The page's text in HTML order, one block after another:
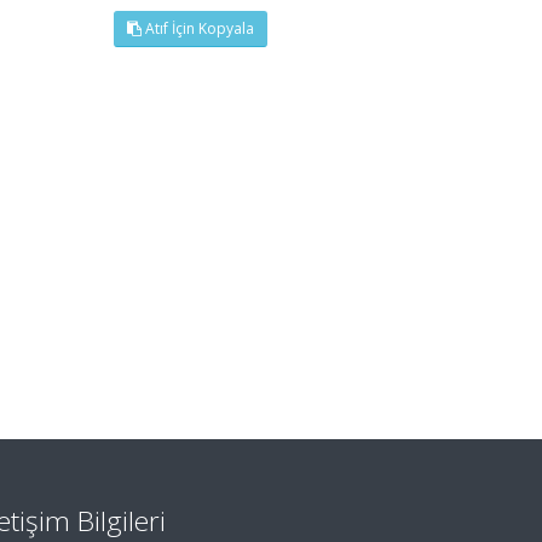
Atıf İçin Kopyala
Bilgileri